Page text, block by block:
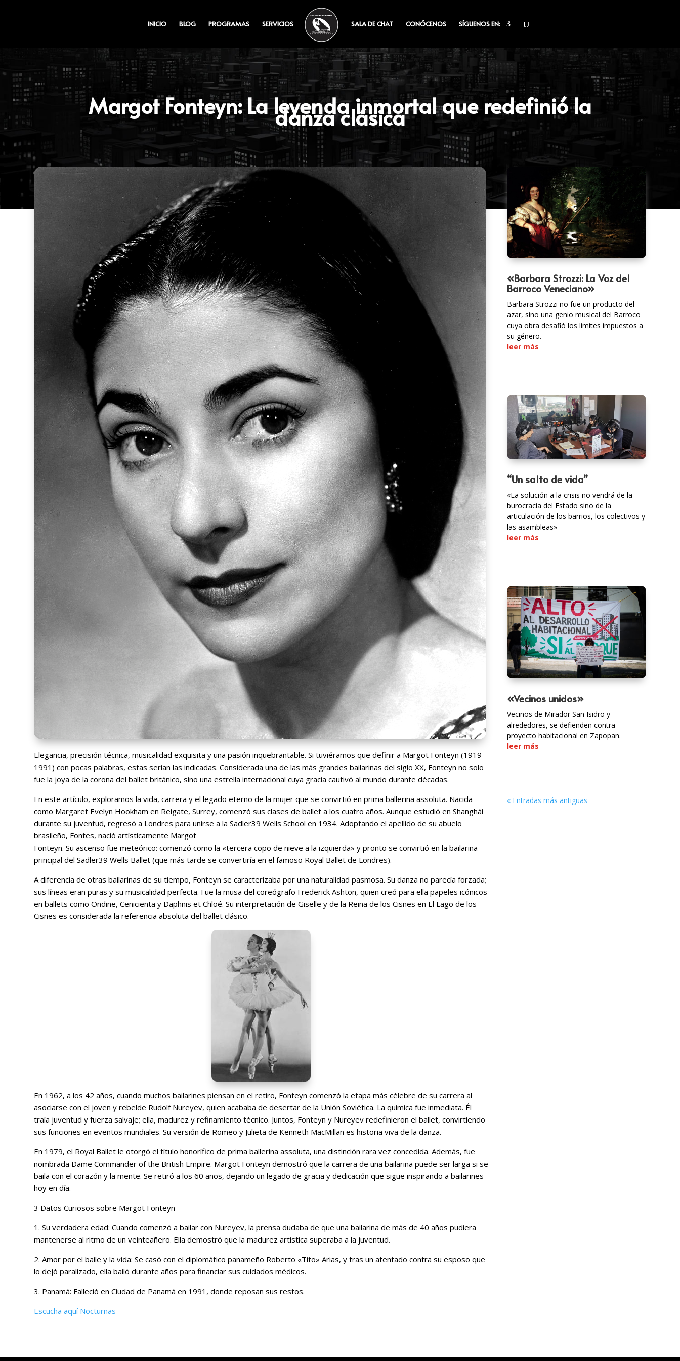
INICIO BLOG PROGRAMAS SERVICIOS SALA DE CHAT CONÓCENOS SÍGUENOS EN:
Margot Fonteyn: La leyenda inmortal que redefinió la
danza clásica
Elegancia, precisión técnica, musicalidad exquisita y una pasión inquebrantable. Si tuviéramos que definir a Margot Fonteyn (1919-
1991) con pocas palabras, estas serían las indicadas. Considerada una de las más grandes bailarinas del siglo XX, Fonteyn no solo
fue la joya de la corona del ballet británico, sino una estrella internacional cuya gracia cautivó al mundo durante décadas.
En este artículo, exploramos la vida, carrera y el legado eterno de la mujer que se convirtió en prima ballerina assoluta. Nacida
como Margaret Evelyn Hookham en Reigate, Surrey, comenzó sus clases de ballet a los cuatro años. Aunque estudió en Shanghái
durante su juventud, regresó a Londres para unirse a la Sadler39 Wells School en 1934. Adoptando el apellido de su abuelo
brasileño, Fontes, nació artísticamente Margot
Fonteyn. Su ascenso fue meteórico: comenzó como la «tercera copo de nieve a la izquierda» y pronto se convirtió en la bailarina
principal del Sadler39 Wells Ballet (que más tarde se convertiría en el famoso Royal Ballet de Londres).
A diferencia de otras bailarinas de su tiempo, Fonteyn se caracterizaba por una naturalidad pasmosa. Su danza no parecía forzada;
sus líneas eran puras y su musicalidad perfecta. Fue la musa del coreógrafo Frederick Ashton, quien creó para ella papeles icónicos
en ballets como Ondine, Cenicienta y Daphnis et Chloé. Su interpretación de Giselle y de la Reina de los Cisnes en El Lago de los
Cisnes es considerada la referencia absoluta del ballet clásico.
En 1962, a los 42 años, cuando muchos bailarines piensan en el retiro, Fonteyn comenzó la etapa más célebre de su carrera al
asociarse con el joven y rebelde Rudolf Nureyev, quien acababa de desertar de la Unión Soviética. La química fue inmediata. Él
traía juventud y fuerza salvaje; ella, madurez y refinamiento técnico. Juntos, Fonteyn y Nureyev redefinieron el ballet, convirtiendo
sus funciones en eventos mundiales. Su versión de Romeo y Julieta de Kenneth MacMillan es historia viva de la danza.
En 1979, el Royal Ballet le otorgó el título honorífico de prima ballerina assoluta, una distinción rara vez concedida. Además, fue
nombrada Dame Commander of the British Empire. Margot Fonteyn demostró que la carrera de una bailarina puede ser larga si se
baila con el corazón y la mente. Se retiró a los 60 años, dejando un legado de gracia y dedicación que sigue inspirando a bailarines
hoy en día.
3 Datos Curiosos sobre Margot Fonteyn
1. Su verdadera edad: Cuando comenzó a bailar con Nureyev, la prensa dudaba de que una bailarina de más de 40 años pudiera
mantenerse al ritmo de un veinteañero. Ella demostró que la madurez artística superaba a la juventud.
2. Amor por el baile y la vida: Se casó con el diplomático panameño Roberto «Tito» Arias, y tras un atentado contra su esposo que
lo dejó paralizado, ella bailó durante años para financiar sus cuidados médicos.
3. Panamá: Falleció en Ciudad de Panamá en 1991, donde reposan sus restos.
Escucha aquí Nocturnas
«Barbara Strozzi: La Voz del
Barroco Veneciano»
Barbara Strozzi no fue un producto del
azar, sino una genio musical del Barroco
cuya obra desafió los límites impuestos a
su género.
leer más
“Un salto de vida”
«La solución a la crisis no vendrá de la
burocracia del Estado sino de la
articulación de los barrios, los colectivos y
las asambleas»
leer más
«Vecinos unidos»
Vecinos de Mirador San Isidro y
alrededores, se defienden contra
proyecto habitacional en Zapopan.
leer más
« Entradas más antiguas